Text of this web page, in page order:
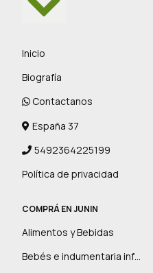
Inicio
Biografía
Contactanos
España 37
5492364225199
Política de privacidad
COMPRÁ EN JUNIN
Alimentos y Bebidas
Bebés e indumentaria infantil